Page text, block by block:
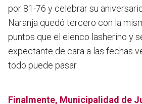
por 81-76 y celebrar su
Naranja quedó tercero con la
puntos que el elenco lasherino y
expectante de cara a las fechas
todo puede pasar.
Finalmente, Municipalidad de